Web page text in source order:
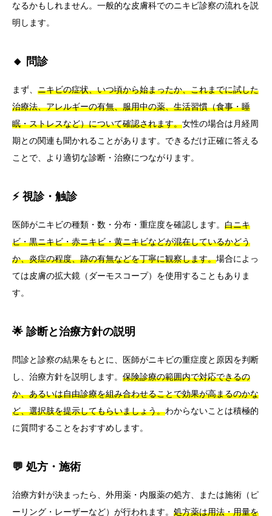
なるかもしれません。一般的な皮膚科でのニキビ診察の流れを説
明します。
🔸 問診
まず、 ニキビの症状、いつ頃から始まったか、これまでに試した
治療法、アレルギーの有無、服用中の薬、生活習慣（食事・睡
眠・ストレスなど）について確認されます。女性の場合は月経周
期との関連も聞かれることがあります。できるだけ正確に答える
ことで、より適切な診断・治療につながります。
⚡ 視診・触診
医師がニキビの種類・数・分布・重症度を確認します。 白ニキ
ビ・黒ニキビ・赤ニキビ・黄ニキビなどが混在しているかどう
か、炎症の程度、跡の有無などを丁寧に観察します。場合によっ
ては皮膚の拡大鏡（ダーモスコープ）を使用することもありま
す。
🌟 診断と治療方針の説明
問診と診察の結果をもとに、医師がニキビの重症度と原因を判断
し、治療方針を説明します。 保険診療の範囲内で対応できるの
か、あるいは自由診療を組み合わせることで効果が高まるのかな
ど、選択肢を提示してもらいましょう。わからないことは積極的
に質問することをおすすめします。
💬 処方・施術
治療方針が決まったら、外用薬・内服薬の処方、または施術（ピ
ーリング・レーザーなど）が行われます。 処方薬は用法・用量を